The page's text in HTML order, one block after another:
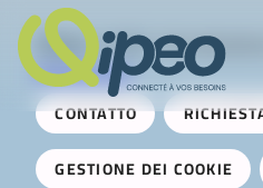
Qipeo © 2025 -Una
AireServices
CONTATTO
GESTIONE DEI COOKIE